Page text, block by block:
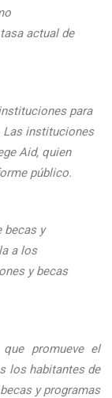
actual de
para
Las instituciones
Aid, quien
público.
becas y
a los
y becas
promueve el
los habitantes de
y programas